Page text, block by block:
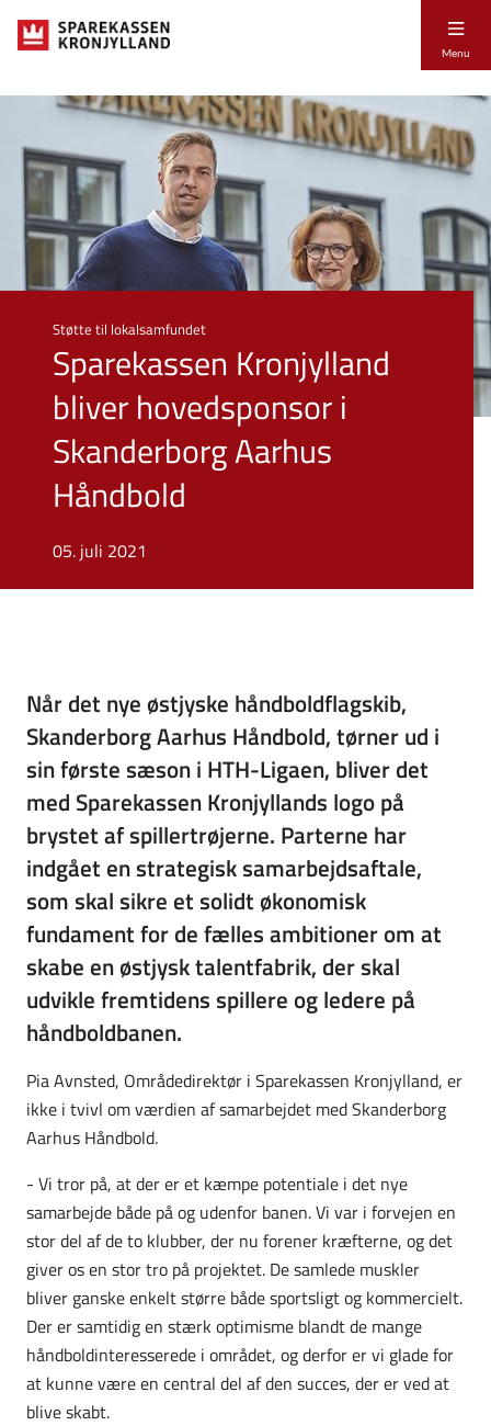
Menu
Støtte til lokalsamfundet
Sparekassen Kronjylland
bliver hovedsponsor i
Skanderborg Aarhus
Håndbold
05. juli 2021
Når det nye østjyske håndboldflagskib,
Skanderborg Aarhus Håndbold, tørner ud i
sin første sæson i HTH-Ligaen, bliver det
med Sparekassen Kronjyllands logo på
brystet af spillertrøjerne. Parterne har
indgået en strategisk samarbejdsaftale,
som skal sikre et solidt økonomisk
fundament for de fælles ambitioner om at
skabe en østjysk talentfabrik, der skal
udvikle fremtidens spillere og ledere på
håndboldbanen.
Pia Avnsted, Områdedirektør i Sparekassen Kronjylland, er
ikke i tvivl om værdien af samarbejdet med Skanderborg
Aarhus Håndbold.
- Vi tror på, at der er et kæmpe potentiale i det nye
samarbejde både på og udenfor banen. Vi var i forvejen en
stor del af de to klubber, der nu forener kræfterne, og det
giver os en stor tro på projektet. De samlede muskler
bliver ganske enkelt større både sportsligt og kommercielt.
Der er samtidig en stærk optimisme blandt de mange
håndboldinteresserede i området, og derfor er vi glade for
at kunne være en central del af den succes, der er ved at
blive skabt.